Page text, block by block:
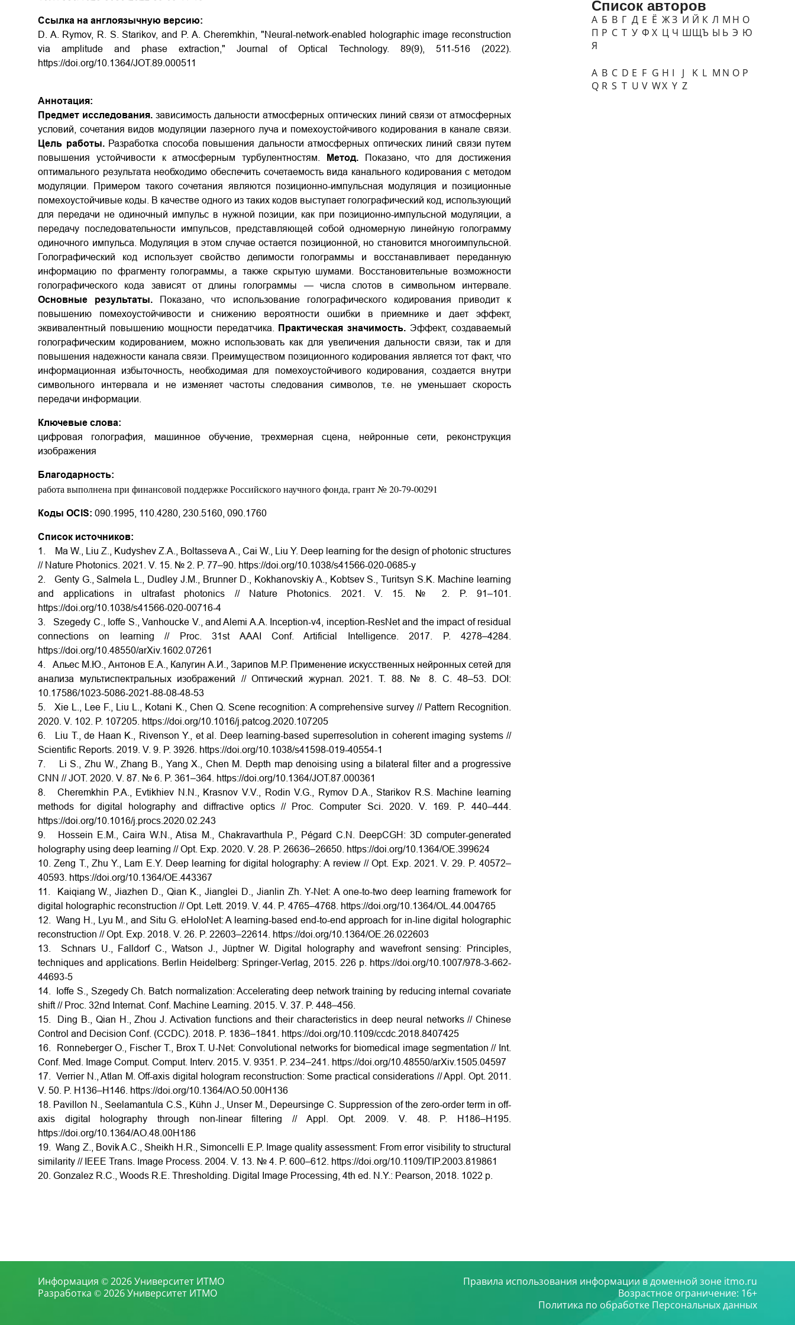
Ссылка на англоязычную версию:
D. A. Rymov, R. S. Starikov, and P. A. Cheremkhin, "Neural-network-enabled holographic image reconstruction
via amplitude and phase extraction," Journal of Optical Technology. 89(9), 511-516 (2022).
https://doi.org/10.1364/JOT.89.000511
Аннотация:
Предмет исследования. зависимость дальности атмосферных оптических линий связи от атмосферных
условий, сочетания видов модуляции лазерного луча и помехоустойчивого кодирования в канале связи.
Цель работы. Разработка способа повышения дальности атмосферных оптических линий связи путем
повышения устойчивости к атмосферным турбулентностям.
Метод.Показано, что для достижения
оптимального результата необходимо обеспечить сочетаемость вида канального кодирования с методом
модуляции. Примером такого сочетания являются позиционно-импульсная модуляция и позиционные
помехоустойчивые коды. В качестве одного из таких кодов выступает голографический код, использующий
для передачи не одиночный импульс в нужной позиции, как при позиционно-импульсной модуляции, а
передачу последовательности импульсов, представляющей собой одномерную линейную голограмму
одиночного импульса. Модуляция в этом случае остается позиционной, но становится многоимпульсной.
Голографический код использует свойство делимости голограммы и восстанавливает переданную
информацию по фрагменту голограммы, а также скрытую шумами. Восстановительные возможности
голографического кода зависят от длины голограммы — числа слотов в символьном интервале.
Основные результаты.
Показано, что использование голографического кодирования приводит к
повышению помехоустойчивости и снижению вероятности ошибки в приемнике и дает эффект,
эквивалентный повышению мощности передатчика.
Практическая значимость.Эффект, создаваемый
голографическим кодированием, можно использовать как для увеличения дальности связи, так и для
повышения надежности канала связи. Преимуществом позиционного кодирования является тот факт, что
информационная избыточность, необходимая для помехоустойчивого кодирования, создается внутри
символьного интервала и не изменяет частоты следования символов, т.е. не уменьшает скорость
передачи информации.
Ключевые слова:
цифровая голография, машинное обучение, трехмерная сцена, нейронные сети, реконструкция
изображения
Благодарность:
работа выполнена при финансовой поддержке Российского научного фонда, грант № 20-79-00291
Коды OCIS: 090.1995, 110.4280, 230.5160, 090.1760
Список источников:
1. Ma W., Liu Z., Kudyshev Z.A., Boltasseva A., Cai W., Liu Y. Deep learning for the design of photonic structures
// Nature Photonics. 2021. V. 15. № 2. P. 77–90. https://doi.org/10.1038/s41566-020-0685-y
2. Genty G., Salmela L., Dudley J.M., Brunner D., Kokhanovskiy A., Kobtsev S., Turitsyn S.K. Machine learning
and applications in ultrafast photonics // Nature Photonics. 2021. V. 15. № 2. P. 91–101.
https://doi.org/10.1038/s41566-020-00716-4
3. Szegedy C., Ioffe S., Vanhoucke V., and Alemi A.A. Inception-v4, inception-ResNet and the impact of residual
connections on learning // Proc. 31st AAAI Conf.Artificial Intelligence. 2017. P. 4278–4284.
https://doi.org/10.48550/arXiv.1602.07261
4. Альес М.Ю., Антонов Е.А., Калугин А.И., Зарипов М.Р. Применение искусственных нейронных сетей для
анализа мультиспектральных изображений // Оптический журнал. 2021. Т. 88. № 8. С. 48–53. DOI:
10.17586/1023-5086-2021-88-08-48-53
5. Xie L., Lee F., Liu L., Kotani K., Chen Q. Scene recognition: A comprehensive survey // Pattern Recognition.
2020. V. 102. P. 107205. https://doi.org/10.1016/j.patcog.2020.107205
6. Liu T., de Haan K., Rivenson Y., et al. Deep learning-based superresolution in coherent imaging systems //
Scientific Reports. 2019. V. 9. P. 3926. https://doi.org/10.1038/s41598-019-40554-1
7. Li S., Zhu W., Zhang B., Yang X., Chen M. Depth map denoising using a bilateral filter and a progressive
CNN // JOT. 2020. V. 87. № 6. P. 361–364. https://doi.org/10.1364/JOT.87.000361
8. Cheremkhin P.A., Evtikhiev N.N., Krasnov V.V., Rodin V.G., Rymov D.A., Starikov R.S. Machine learning
methods for digital holography and diffractive optics // Proc. Computer Sci. 2020. V. 169. P. 440–444.
https://doi.org/10.1016/j.procs.2020.02.243
9. Hossein E.M., Caira W.N., Atisa M., Chakravarthula P., Pégard C.N. DeepCGH: 3D computer-generated
holography using deep learning // Opt. Exp. 2020. V. 28. P. 26636–26650. https://doi.org/10.1364/OE.399624
10. Zeng T., Zhu Y., Lam E.Y. Deep learning for digital holography: A review // Opt. Exp. 2021. V. 29. P. 40572–
40593. https://doi.org/10.1364/OE.443367
11. Kaiqiang W., Jiazhen D., Qian K., Jianglei D., Jianlin Zh. Y-Net: A one-to-two deep learning framework for
digital holographic reconstruction // Opt. Lett. 2019. V. 44. P. 4765–4768. https://doi.org/10.1364/OL.44.004765
12. Wang H., Lyu M., and Situ G. eHoloNet: A learning-based end-to-end approach for in-line digital holographic
reconstruction // Opt. Exp. 2018. V. 26. P. 22603–22614. https://doi.org/10.1364/OE.26.022603
13. Schnars U., Falldorf C., Watson J., Jüptner W. Digital holography and wavefront sensing: Principles,
techniques and applications. Berlin Heidelberg: Springer-Verlag, 2015. 226 p. https://doi.org/10.1007/978-3-662-
44693-5
14. Ioffe S., Szegedy Ch. Batch normalization: Accelerating deep network training by reducing internal covariate
shift // Proc. 32nd Internat. Conf. Machine Learning. 2015. V. 37. P. 448–456.
15. Ding B., Qian H., Zhou J. Activation functions and their characteristics in deep neural networks // Chinese
Control and Decision Conf. (CCDC). 2018. P. 1836–1841. https://doi.org/10.1109/ccdc.2018.8407425
16. Ronneberger O., Fischer T., Brox T. U-Net: Convolutional networks for biomedical image segmentation // Int.
Conf. Med. Image Comput. Comput. Interv. 2015. V. 9351. P. 234–241. https://doi.org/10.48550/arXiv.1505.04597
17. Verrier N., Atlan M. Off-axis digital hologram reconstruction: Some practical considerations // Appl. Opt. 2011.
V. 50. P. H136–H146. https://doi.org/10.1364/AO.50.00H136
18. Pavillon N., Seelamantula C.S., Kühn J., Unser M., Depeursinge C. Suppression of the zero-order term in off-
axis digital holography through non-linear filtering // Appl. Opt. 2009. V. 48. P. H186–H195.
https://doi.org/10.1364/AO.48.00H186
19. Wang Z., Bovik A.C., Sheikh H.R., Simoncelli E.P. Image quality assessment: From error visibility to structural
similarity // IEEE Trans. Image Process. 2004. V. 13. № 4. P. 600–612. https://doi.org/10.1109/TIP.2003.819861
20. Gonzalez R.C., Woods R.E. Thresholding. Digital Image Processing, 4th ed.
N.Y.: Pearson, 2018. 1022 p.
Список авторов
А Б В Г Д Е Ё ЖЗ И Й К Л М Н О
П Р С Т У Ф Х Ц Ч ШЩЪ Ы Ь Э Ю
Я
A B C D E F G H I J K L M N O P
Q R S T U V WX Y Z
Информация © 2026 Университет ИТМО
Разработка © 2026 Университет ИТМО
Правила использования информации в доменной зоне itmo.ru
Возрастное ограничение: 16+
Политика по обработке Персональных данных